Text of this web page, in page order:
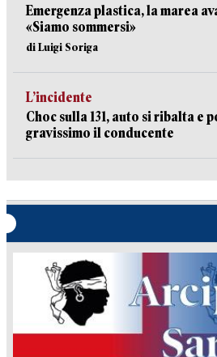
Emergenza plastica, la marea
«Siamo sommersi»
di Luigi Soriga
L’incidente
Choc sulla 131, auto si ribalta e
gravissimo il conducente